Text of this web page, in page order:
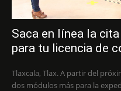
Saca en línea la
para tu licencia de
Tlaxcala, Tlax. A partir del
dos módulos más para la